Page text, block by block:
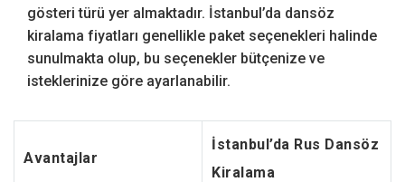
gösteri türü yer almaktadır. İstanbul’da dansöz
kiralama fiyatları genellikle paket seçenekleri halinde
sunulmakta olup, bu seçenekler bütçenize ve
isteklerinize göre ayarlanabilir.
Avantajlar
İstanbul’da Rus Dansöz
Kiralama